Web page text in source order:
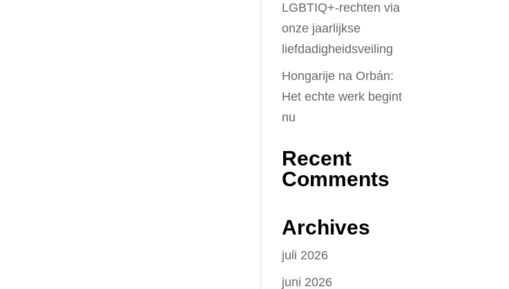
LGBTIQ+-rechten via
onze jaarlijkse
liefdadigheidsveiling
Hongarije na Orbán:
Het echte werk begint
nu
Recent
Comments
Archives
juli 2026
juni 2026